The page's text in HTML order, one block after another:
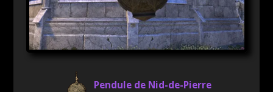
Pendule de Nid-de-Pierre